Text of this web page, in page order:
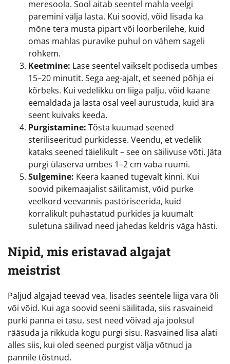
meresoola. Sool aitab seentel mahla veelgi
paremini välja lasta. Kui soovid, võid lisada ka
mõne tera musta pipart või loorberilehe, kuid
omas mahlas puravike puhul on vähem sageli
rohkem.
Keetmine: Lase seentel vaikselt podiseda umbes
15–20 minutit. Sega aeg-ajalt, et seened põhja ei
kõrbeks. Kui vedelikku on liiga palju, võid kaane
eemaldada ja lasta osal veel aurustuda, kuid ära
seent kuivaks keeda.
Purgistamine: Tõsta kuumad seened
steriliseeritud purkidesse. Veendu, et vedelik
kataks seened täielikult – see on säilivuse võti. Jäta
purgi ülaserva umbes 1–2 cm vaba ruumi.
Sulgemine: Keera kaaned tugevalt kinni. Kui
soovid pikemaajalist säilitamist, võid purke
veelkord veevannis pastöriseerida, kuid
korralikult puhastatud purkides ja kuumalt
suletuna säilivad need jahedas keldris väga hästi.
Nipid, mis eristavad algajat
meistrist
Paljud algajad teevad vea, lisades seentele liiga vara õli
või võid. Kui aga soovid seeni säilitada, siis rasvaineid
purki panna ei tasu, sest need võivad aja jooksul
rääsuda ja rikkuda kogu purgi sisu. Rasvained lisa alati
alles siis, kui oled seened purgist välja võtnud ja
pannile tõstnud.